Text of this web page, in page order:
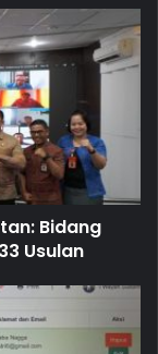
Bidang
Usulan